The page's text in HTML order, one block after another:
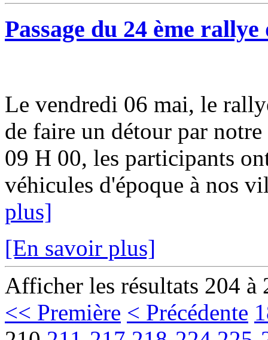
Passage du 24 ème rallye
Le vendredi 06 mai, le
de faire un détour par
09 H 00, les participants
véhicules d'époque à nos
plus]
[En savoir plus]
Afficher les résultats 204 à
<< Première < Précédente